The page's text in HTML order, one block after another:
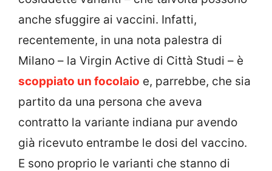
anche sfuggire ai vaccini. Infatti,
recentemente, in una nota palestra di
Milano – la Virgin Active di Città Studi – è
scoppiato un focolaio e, parrebbe, che sia
partito da una persona che aveva
contratto la variante indiana pur avendo
già ricevuto entrambe le dosi del vaccino.
E sono proprio le varianti che stanno di